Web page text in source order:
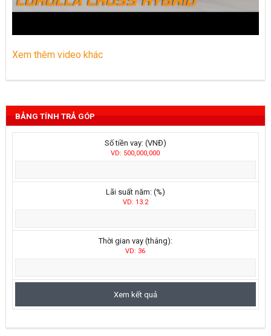
Lựa chọn Toyota Corolla Cross hay Mazda CX-5 trong phân
khúc C – SUV?
Những thay đổi trên dòng xe Vios 2022
Xem thêm video khác
BẢNG TÍNH TRẢ GÓP
Số tiền vay: (VNĐ)
VD: 500,000,000
Lãi suất năm: (%)
VD: 13.2
Thời gian vay (tháng):
VD: 36